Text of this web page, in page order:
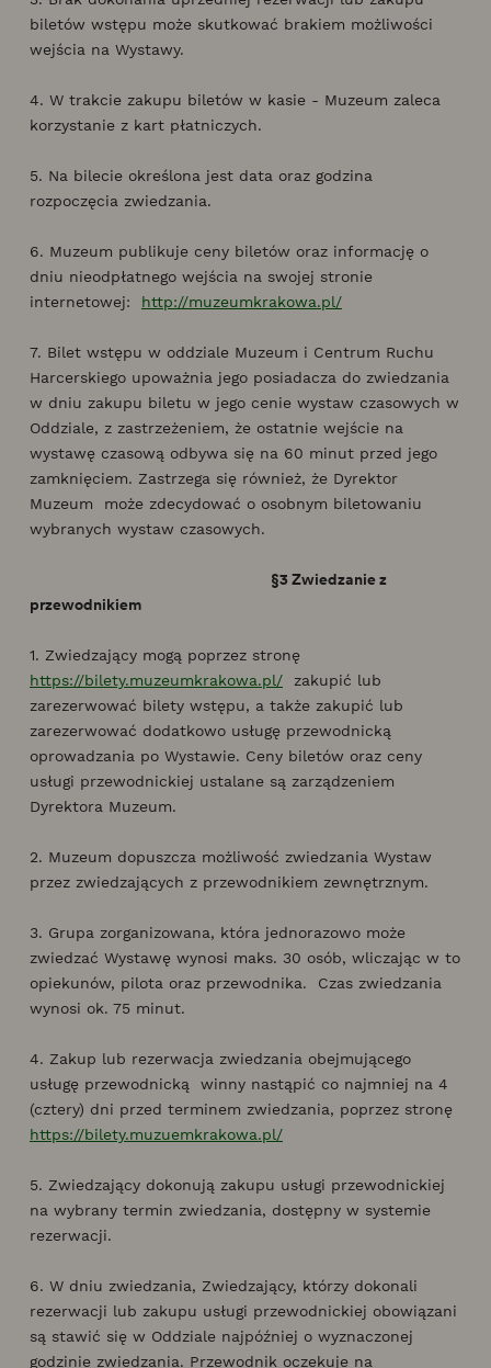
biletów wstępu może skutkować brakiem możliwości
wejścia na Wystawy.
4. W trakcie zakupu biletów w kasie - Muzeum zaleca
korzystanie z kart płatniczych.
5. Na bilecie określona jest data oraz godzina
rozpoczęcia zwiedzania.
6. Muzeum publikuje ceny biletów oraz informację o
dniu nieodpłatnego wejścia na swojej stronie
internetowej: http://muzeumkrakowa.pl/
7. Bilet wstępu w oddziale Muzeum i Centrum Ruchu
Harcerskiego upoważnia jego posiadacza do zwiedzania
w dniu zakupu biletu w jego cenie wystaw czasowych w
Oddziale, z zastrzeżeniem, że ostatnie wejście na
wystawę czasową odbywa się na 60 minut przed jego
zamknięciem. Zastrzega się również, że Dyrektor
Muzeum może zdecydować o osobnym biletowaniu
wybranych wystaw czasowych.
§3 Zwiedzanie z
przewodnikiem
1. Zwiedzający mogą poprzez stronę
https://bilety.muzeumkrakowa.pl/ zakupić lub
zarezerwować bilety wstępu, a także zakupić lub
zarezerwować dodatkowo usługę przewodnicką
oprowadzania po Wystawie. Ceny biletów oraz ceny
usługi przewodnickiej ustalane są zarządzeniem
Dyrektora Muzeum.
2. Muzeum dopuszcza możliwość zwiedzania Wystaw
przez zwiedzających z przewodnikiem zewnętrznym.
3. Grupa zorganizowana, która jednorazowo może
zwiedzać Wystawę wynosi maks. 30 osób, wliczając w to
opiekunów, pilota oraz przewodnika. Czas zwiedzania
wynosi ok. 75 minut.
4. Zakup lub rezerwacja zwiedzania obejmującego
usługę przewodnicką winny nastąpić co najmniej na 4
(cztery) dni przed terminem zwiedzania, poprzez stronę
https://bilety.muzuemkrakowa.pl/
5. Zwiedzający dokonują zakupu usługi przewodnickiej
na wybrany termin zwiedzania, dostępny w systemie
rezerwacji.
6. W dniu zwiedzania, Zwiedzający, którzy dokonali
rezerwacji lub zakupu usługi przewodnickiej obowiązani
są stawić się w Oddziale najpóźniej o wyznaczonej
godzinie zwiedzania. Przewodnik oczekuje na